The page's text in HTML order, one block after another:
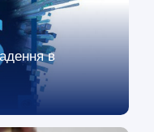
в